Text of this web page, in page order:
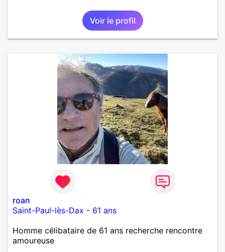
Voir le profil
roan
Saint-Paul-lès-Dax - 61 ans
Homme célibataire de 61 ans recherche rencontre
amoureuse